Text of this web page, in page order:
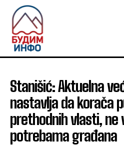
Stanišić: Aktuelna
nastavlja da korača
prethodnih vlasti, ne
potrebama građana